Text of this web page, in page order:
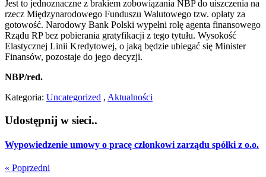
Jest to jednoznaczne z brakiem zobowiązania NBP do uiszczenia na
rzecz Międzynarodowego Funduszu Walutowego tzw. opłaty za
gotowość. Narodowy Bank Polski wypełni rolę agenta finansowego
Rządu RP bez pobierania gratyfikacji z tego tytułu. Wysokość
Elastycznej Linii Kredytowej, o jaką będzie ubiegać się Minister
Finansów, pozostaje do jego decyzji.
NBP/red.
Kategoria: Uncategorized , Aktualności
Udostępnij w sieci..
Wypowiedzenie umowy o pracę członkowi zarządu spółki z o.o.
« Poprzedni